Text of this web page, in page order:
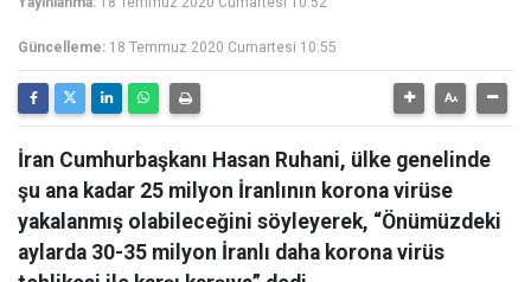
Güncelleme: 18 Temmuz 2020 Cumartesi 10:55
İran Cumhurbaşkanı Hasan Ruhani, ülke genelinde
şu ana kadar 25 milyon İranlının korona virüse
yakalanmış olabileceğini söyleyerek, “Önümüzdeki
aylarda 30-35 milyon İranlı daha korona virüs